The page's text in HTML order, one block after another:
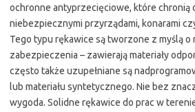
ochronne antyprzecięciowe, które chronią
niebezpiecznymi przyrządami, konarami
Tego typu rękawice są tworzone z myślą o
zabezpieczenia – zawierają materiały
często także uzupełniane są
lub materiału syntetycznego. Nie bez
wygoda. Solidne rękawice do prac w